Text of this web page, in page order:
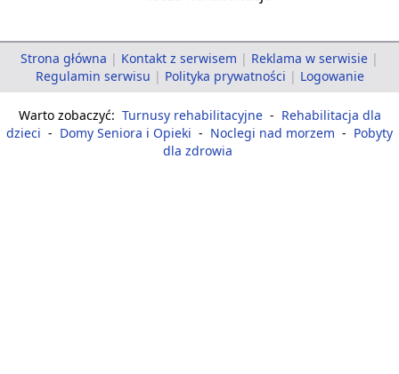
Strona główna | Kontakt z serwisem | Reklama w serwisie |
Regulamin serwisu | Polityka prywatności | Logowanie
Warto zobaczyć: Turnusy rehabilitacyjne - Rehabilitacja dla
dzieci - Domy Seniora i Opieki - Noclegi nad morzem - Pobyty
dla zdrowia